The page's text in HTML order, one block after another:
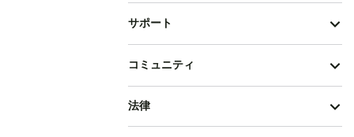
サポート
コミュニティ
法律